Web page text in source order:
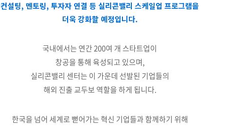
컨설팅, 멘토링, 투자자 연결 등 실리콘밸리 스케일업 프로그램을
더욱 강화할 예정입니다.
국내에서는 연간 200여 개 스타트업이
창공을 통해 육성되고 있으며,
실리콘밸리 센터는 이 가운데 선발된 기업들의
해외 진출 교두보 역할을 하게 됩니다.
한국을 넘어 세계로 뻗어가는 혁신 기업들과 함께하기 위해